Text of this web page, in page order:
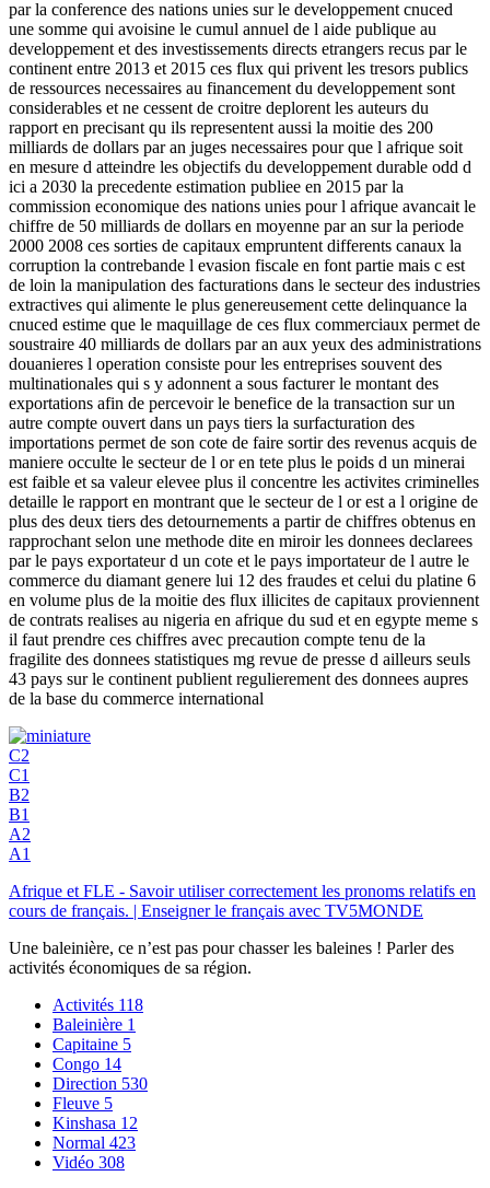
par la conference des nations unies sur le developpement cnuced
une somme qui avoisine le cumul annuel de l aide publique au
developpement et des investissements directs etrangers recus par le
continent entre 2013 et 2015 ces flux qui privent les tresors publics
de ressources necessaires au financement du developpement sont
considerables et ne cessent de croitre deplorent les auteurs du
rapport en precisant qu ils representent aussi la moitie des 200
milliards de dollars par an juges necessaires pour que l afrique soit
en mesure d atteindre les objectifs du developpement durable odd d
ici a 2030 la precedente estimation publiee en 2015 par la
commission economique des nations unies pour l afrique avancait le
chiffre de 50 milliards de dollars en moyenne par an sur la periode
2000 2008 ces sorties de capitaux empruntent differents canaux la
corruption la contrebande l evasion fiscale en font partie mais c est
de loin la manipulation des facturations dans le secteur des industries
extractives qui alimente le plus genereusement cette delinquance la
cnuced estime que le maquillage de ces flux commerciaux permet de
soustraire 40 milliards de dollars par an aux yeux des administrations
douanieres l operation consiste pour les entreprises souvent des
multinationales qui s y adonnent a sous facturer le montant des
exportations afin de percevoir le benefice de la transaction sur un
autre compte ouvert dans un pays tiers la surfacturation des
importations permet de son cote de faire sortir des revenus acquis de
maniere occulte le secteur de l or en tete plus le poids d un minerai
est faible et sa valeur elevee plus il concentre les activites criminelles
detaille le rapport en montrant que le secteur de l or est a l origine de
plus des deux tiers des detournements a partir de chiffres obtenus en
rapprochant selon une methode dite en miroir les donnees declarees
par le pays exportateur d un cote et le pays importateur de l autre le
commerce du diamant genere lui 12 des fraudes et celui du platine 6
en volume plus de la moitie des flux illicites de capitaux proviennent
de contrats realises au nigeria en afrique du sud et en egypte meme s
il faut prendre ces chiffres avec precaution compte tenu de la
fragilite des donnees statistiques mg revue de presse d ailleurs seuls
43 pays sur le continent publient regulierement des donnees aupres
de la base du commerce international
C2
C1
B2
B1
A2
A1
Afrique et FLE - Savoir utiliser correctement les pronoms relatifs en
cours de français. | Enseigner le français avec TV5MONDE
Une baleinière, ce n’est pas pour chasser les baleines ! Parler des
activités économiques de sa région.
Activités 118
Baleinière 1
Capitaine 5
Congo 14
Direction 530
Fleuve 5
Kinshasa 12
Normal 423
Vidéo 308